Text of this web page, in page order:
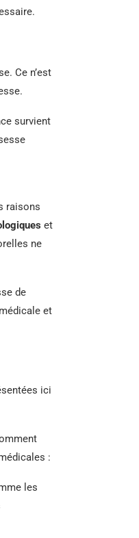
Ce n’est
survient
raisons
et
ne
de
et
ici
:
les